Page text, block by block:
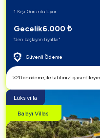
Güvenli Ödeme
Gecelik6.000 ₺
"den başlayan fiyatlar"
1 Kişi Görüntülüyor
%20 ön ödeme,ile tatilinizi garantileyin
Lüks villa
Balayı Villası